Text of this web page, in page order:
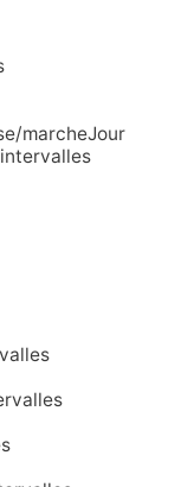
marcheJour